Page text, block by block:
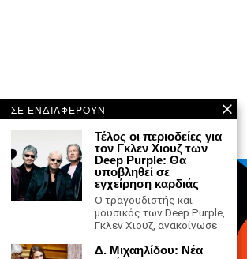
ΣΕ ΕΝΔΙΑΦΕΡΟΥΝ
Τέλος οι περιοδείες για
τον Γκλεν Χιουζ των
Deep Purple: Θα
υποβληθεί σε
εγχείρηση καρδιάς
Ο τραγουδιστής και
μουσικός των Deep Purple,
Γκλεν Χιουζ, ανακοίνωσε
Δ. Μιχαηλίδου: Νέα